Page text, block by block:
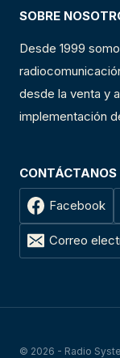
SOBRE
Desde 1999
desde la venta y
implementación
CONTÁCTANOS
Facebook
Correo
© 2026 - Radio